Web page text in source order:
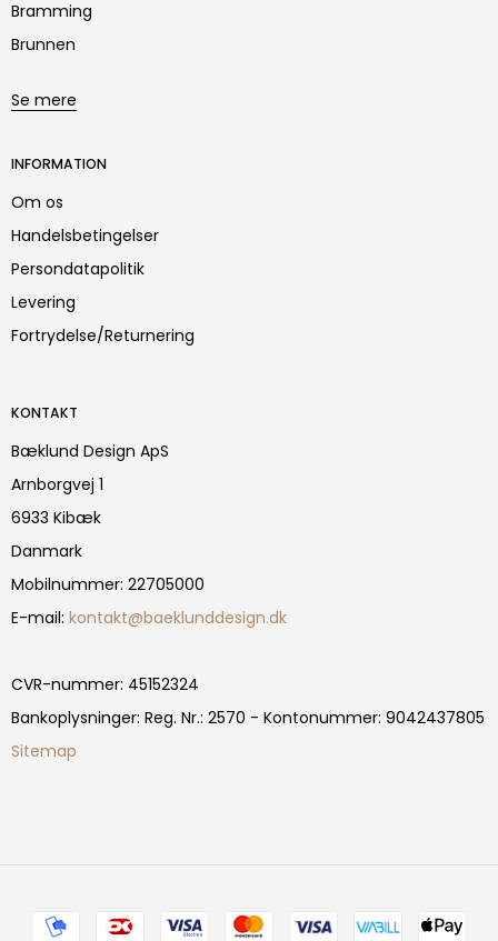
Bramming
Brunnen
Se mere
INFORMATION
Om os
Handelsbetingelser
Persondatapolitik
Levering
Fortrydelse/Returnering
KONTAKT
Bæklund Design ApS
Arnborgvej 1
6933 Kibæk
Danmark
Mobilnummer: 22705000
E-mail: kontakt@baeklunddesign.dk
CVR-nummer: 45152324
Bankoplysninger: Reg. Nr.: 2570 - Kontonummer: 9042437805
Sitemap